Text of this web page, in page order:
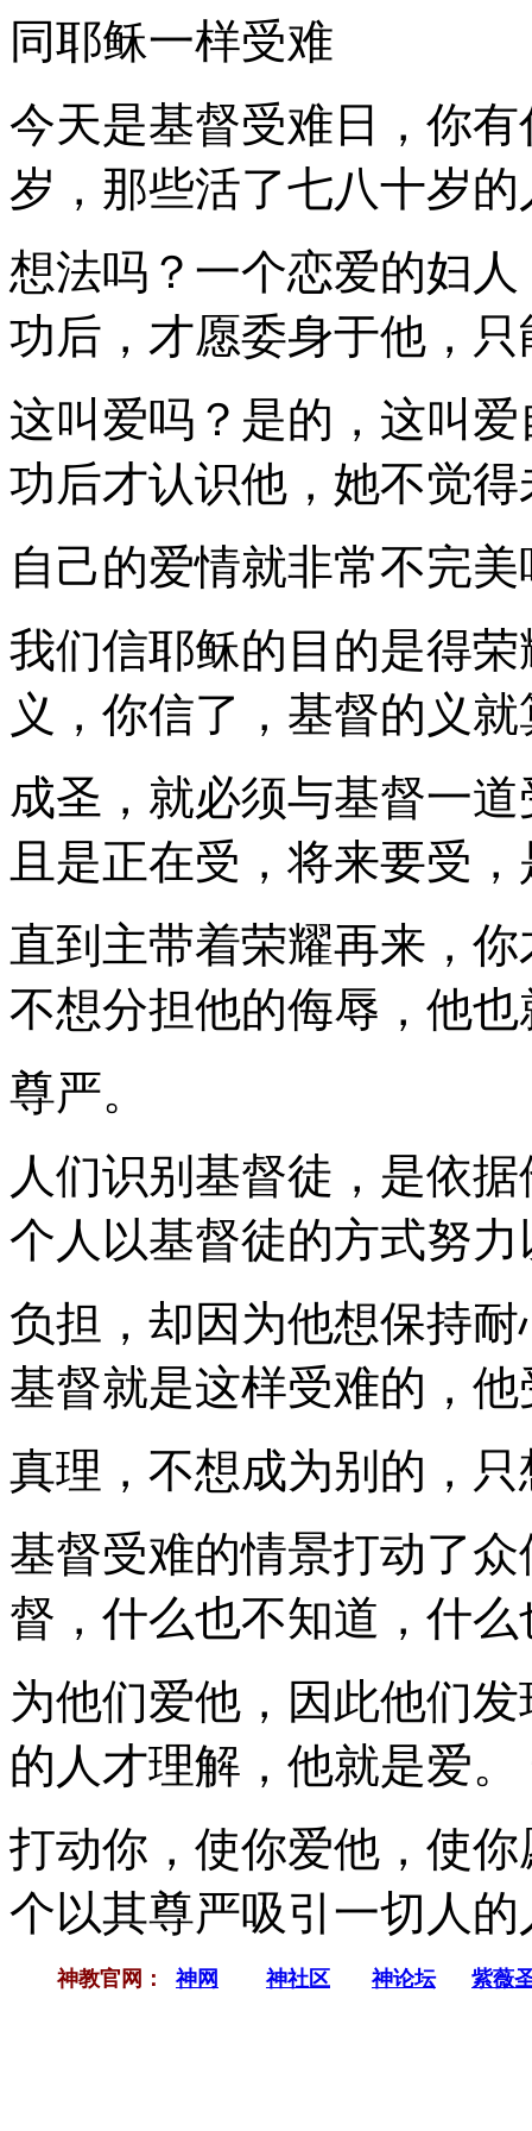
同耶稣一样受难
今天是基督受难日，你
岁，那些活了七八十岁
想法吗？一个恋爱的妇
功后，才愿委身于他，
这叫爱吗？是的，这叫
功后才认识他，她不觉
自己的爱情就非常不完美
我们信耶稣的目的是得
义，你信了，基督的义
成圣，就必须与基督一
且是正在受，将来要受
直到主带着荣耀再来，
不想分担他的侮辱，他
尊严。
人们识别基督徒，是依
个人以基督徒的方式努
负担，却因为他想保持
基督就是这样受难的，
真理，不想成为别的，
基督受难的情景打动了
督，什么也不知道，什
为他们爱他，因此他们
的人才理解，他就是爱
打动你，使你爱他，使
个以其尊严吸引一切人